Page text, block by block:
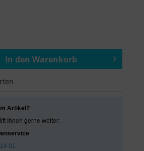
In den Warenkorb
Artikel?
Ihnen gerne weiter:
01